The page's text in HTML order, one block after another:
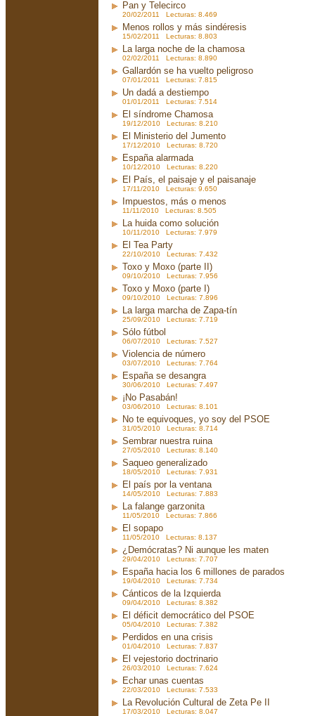
Pan y Telecirco
20/02/2011 Lecturas: 8.469
Menos rollos y más sindéresis
15/02/2011 Lecturas: 8.803
La larga noche de la chamosa
02/02/2011 Lecturas: 8.890
Gallardón se ha vuelto peligroso
07/01/2011 Lecturas: 7.815
Un dadá a destiempo
01/01/2011 Lecturas: 7.514
El síndrome Chamosa
19/12/2010 Lecturas: 8.210
El Ministerio del Jumento
17/12/2010 Lecturas: 8.720
España alarmada
10/12/2010 Lecturas: 8.220
El País, el paisaje y el paisanaje
17/11/2010 Lecturas: 9.650
Impuestos, más o menos
11/11/2010 Lecturas: 8.505
La huida como solución
10/11/2010 Lecturas: 7.979
El Tea Party
22/10/2010 Lecturas: 7.432
Toxo y Moxo (parte II)
09/10/2010 Lecturas: 7.956
Toxo y Moxo (parte I)
09/10/2010 Lecturas: 7.896
La larga marcha de Zapa-tín
25/09/2010 Lecturas: 7.719
Sólo fútbol
06/07/2010 Lecturas: 7.527
Violencia de número
03/07/2010 Lecturas: 7.764
España se desangra
30/06/2010 Lecturas: 7.497
¡No Pasabán!
03/06/2010 Lecturas: 8.101
No te equivoques, yo soy del PSOE
31/05/2010 Lecturas: 8.714
Sembrar nuestra ruina
27/05/2010 Lecturas: 8.140
Saqueo generalizado
18/05/2010 Lecturas: 7.931
El país por la ventana
14/05/2010 Lecturas: 7.883
La falange garzonita
11/05/2010 Lecturas: 7.866
El sopapo
11/05/2010 Lecturas: 8.137
¿Demócratas? Ni aunque les maten
29/04/2010 Lecturas: 7.707
España hacia los 6 millones de parados
19/04/2010 Lecturas: 7.734
Cánticos de la Izquierda
09/04/2010 Lecturas: 8.382
El déficit democrático del PSOE
05/04/2010 Lecturas: 7.382
Perdidos en una crisis
01/04/2010 Lecturas: 7.837
El vejestorio doctrinario
26/03/2010 Lecturas: 7.624
Echar unas cuentas
22/03/2010 Lecturas: 7.533
La Revolución Cultural de Zeta Pe II
17/03/2010 Lecturas: 8.047